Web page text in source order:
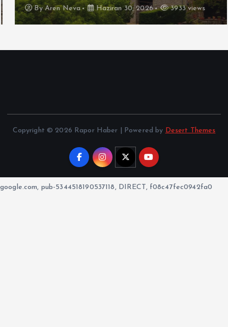
ByAren Neva Haziran 30, 2026 3933 views
Copyright © 2026 Rapor Haber | Powered by Desert Themes
google.com, pub-5344518190537118, DIRECT, f08c47fec0942fa0